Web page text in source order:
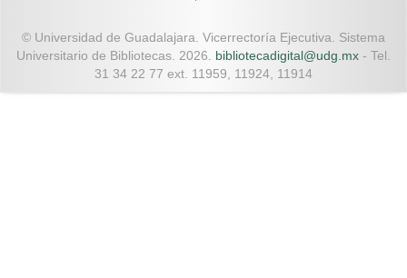
© Universidad de Guadalajara. Vicerrectoría Ejecutiva. Sistema
Universitario de Bibliotecas. 2026. bibliotecadigital@udg.mx - Tel.
31 34 22 77 ext. 11959, 11924, 11914